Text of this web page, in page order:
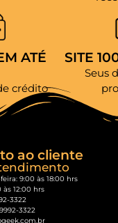
ATÉ
crédito
SITE
Seus
ao cliente
9:00 às 18:00 hrs
às 12:00 hrs
3322
3322